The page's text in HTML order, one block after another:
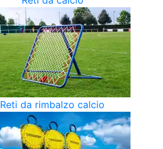
Reti da rimbalzo calcio